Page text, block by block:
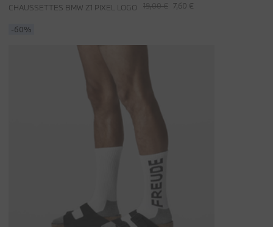
19,00 € 7,60 €
CHAUSSETTES BMW Z1 PIXEL LOGO
-60%